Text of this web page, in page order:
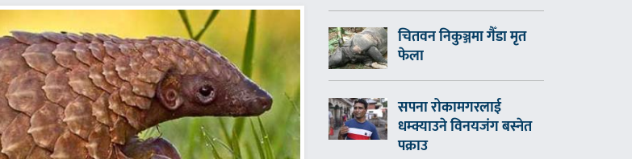
चितवन निकुञ्जमा गैँडा मृत
फेला
सपना रोकामगरलाई
धम्क्याउने विनयजंग बस्नेत
पक्राउ